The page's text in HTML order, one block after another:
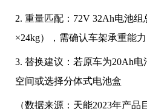
2. 重量匹配：72V 32Ah电池组
×24kg），需确认车架承重能力
3. 替换建议：若原车为20Ah
空间或选择分体式电池盒
（数据来源：天能2023年产品